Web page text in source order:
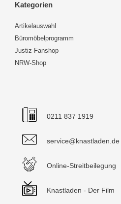
Kategorien
Artikelauswahl
Büromöbelprogramm
Justiz-Fanshop
NRW-Shop
0211 837 1919
service@knastladen.de
Online-Streitbeilegung
Knastladen - Der Film